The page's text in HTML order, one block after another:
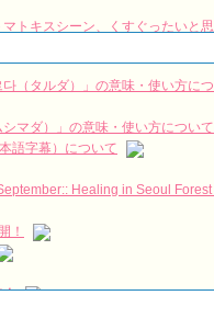
トキスシーン、くすぐったいと
プロデューサーの“セウォル号”
#kdrama #shorts #edit
Defendant》 피고인 EP13 NEW!
3/3 NEW!
한혜진 언니&#39; (ft. 도여니의
にて先行レンタル開始！
진 Son Ye Jin-Crash Landing
（タルダ）」の意味・使い方に
マダ）」の意味・使い方について
語字幕）について
Healing in Seoul
！